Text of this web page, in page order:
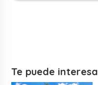
Te puede